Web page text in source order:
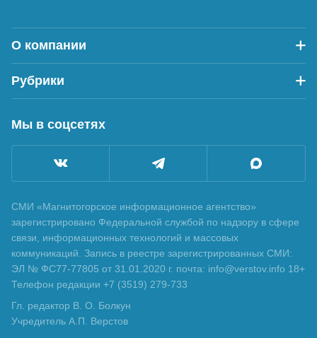
О компании
Рубрики
Мы в соцсетях
СМИ «Магнитогорское информационное агентство»
зарегистрировано Федеральной службой по надзору в сфере
связи, информационных технологий и массовых
коммуникаций. Запись в реестре зарегистрированных СМИ:
ЭЛ № ФС77-77805 от 31.01.2020 г. почта: info@verstov.info 18+
Телефон редакции +7 (3519) 279-733
Гл. редактор В. О. Болкун
Учредитель А.П. Верстов